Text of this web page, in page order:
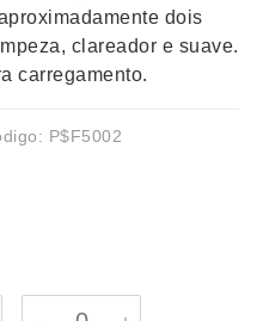
dois
clareador e suave.
carregamento.
P$F5002